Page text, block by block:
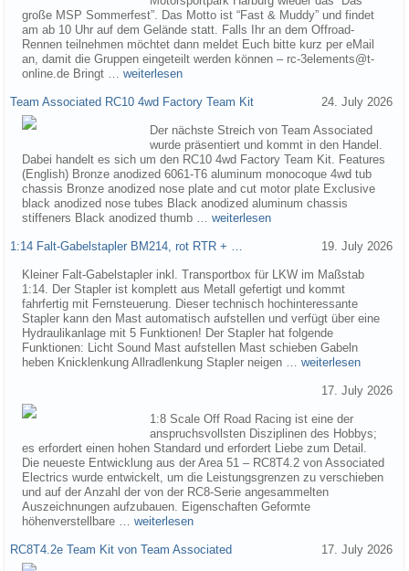
große MSP Sommerfest”. Das Motto ist “Fast & Muddy” und findet
am ab 10 Uhr auf dem Gelände statt. Falls Ihr an dem Offroad-
Rennen teilnehmen möchtet dann meldet Euch bitte kurz per eMail
an, damit die Gruppen eingeteilt werden können – rc-3elements@t-
online.de Bringt … weiterlesen
Team Associated RC10 4wd Factory Team Kit 24. July 2026
Der nächste Streich von Team Associated
wurde präsentiert und kommt in den Handel.
Dabei handelt es sich um den RC10 4wd Factory Team Kit. Features
(English) Bronze anodized 6061-T6 aluminum monocoque 4wd tub
chassis Bronze anodized nose plate and cut motor plate Exclusive
black anodized nose tubes Black anodized aluminum chassis
stiffeners Black anodized thumb … weiterlesen
1:14 Falt-Gabelstapler BM214, rot RTR + … 19. July 2026
Kleiner Falt-Gabelstapler inkl. Transportbox für LKW im Maßstab
1:14. Der Stapler ist komplett aus Metall gefertigt und kommt
fahrfertig mit Fernsteuerung. Dieser technisch hochinteressante
Stapler kann den Mast automatisch aufstellen und verfügt über eine
Hydraulikanlage mit 5 Funktionen! Der Stapler hat folgende
Funktionen: Licht Sound Mast aufstellen Mast schieben Gabeln
heben Knicklenkung Allradlenkung Stapler neigen … weiterlesen
17. July 2026
1:8 Scale Off Road Racing ist eine der
anspruchsvollsten Disziplinen des Hobbys;
es erfordert einen hohen Standard und erfordert Liebe zum Detail.
Die neueste Entwicklung aus der Area 51 – RC8T4.2 von Associated
Electrics wurde entwickelt, um die Leistungsgrenzen zu verschieben
und auf der Anzahl der von der RC8-Serie angesammelten
Auszeichnungen aufzubauen. Eigenschaften Geformte
höhenverstellbare … weiterlesen
RC8T4.2e Team Kit von Team Associated 17. July 2026